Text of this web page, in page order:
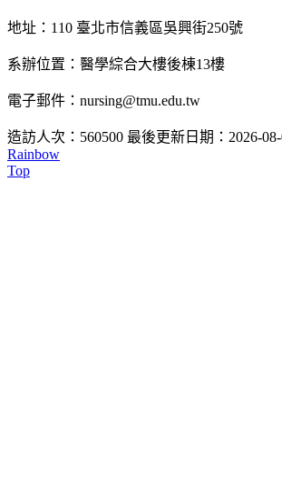
地址：110 臺北市信義區吳興街250號
系辦位置：醫學綜合大樓後棟13樓
電子郵件：nursing@tmu.edu.tw
造訪人次：560500 最後更新日期：2026-
Rainbow
Top